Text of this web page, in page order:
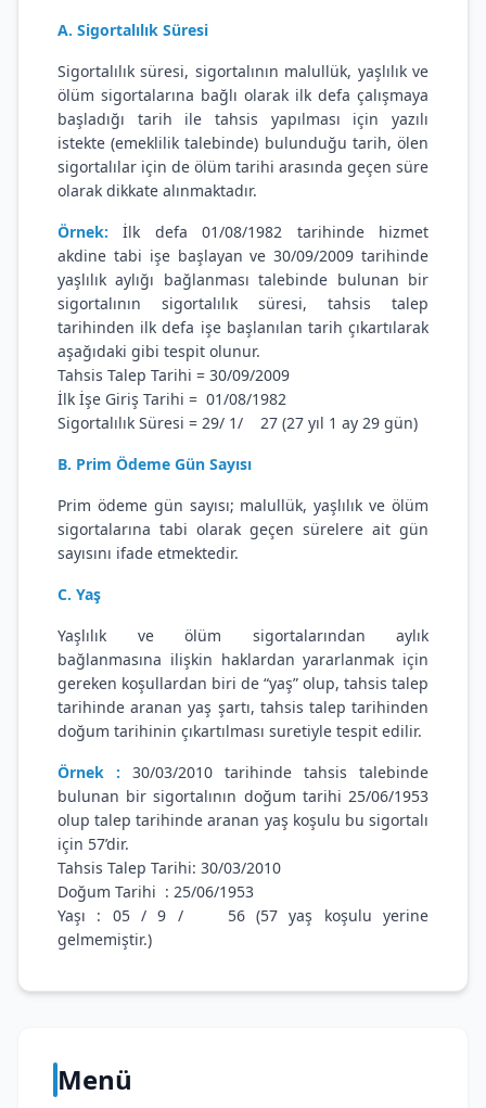
Menü
A. Sigortalılık Süresi
Sigortalılık süresi, sigortalının malullük, yaşlılık ve
ölüm sigortalarına bağlı olarak ilk defa çalışmaya
başladığı tarih ile tahsis yapılması için yazılı
istekte (emeklilik talebinde) bulunduğu tarih, ölen
sigortalılar için de ölüm tarihi arasında geçen süre
olarak dikkate alınmaktadır.
Örnek:
İlk defa 01/08/1982 tarihinde hizmet
akdine tabi işe başlayan ve 30/09/2009 tarihinde
yaşlılık aylığı bağlanması talebinde bulunan bir
sigortalının sigortalılık süresi, tahsis talep
tarihinden ilk defa işe başlanılan tarih çıkartılarak
aşağıdaki gibi tespit olunur.
Tahsis Talep Tarihi = 30/09/2009
İlk İşe Giriş Tarihi = 01/08/1982
Sigortalılık Süresi = 29/ 1/ 27 (27 yıl 1 ay 29 gün)
B. Prim Ödeme Gün Sayısı
Prim ödeme gün sayısı; malullük, yaşlılık ve ölüm
sigortalarına tabi olarak geçen sürelere ait gün
sayısını ifade etmektedir.
C. Yaş
Yaşlılık ve ölüm sigortalarından aylık
bağlanmasına ilişkin haklardan yararlanmak için
gereken koşullardan biri de “yaş” olup, tahsis talep
tarihinde aranan yaş şartı, tahsis talep tarihinden
doğum tarihinin çıkartılması suretiyle tespit edilir.
Örnek :
30/03/2010 tarihinde tahsis talebinde
bulunan bir sigortalının doğum tarihi 25/06/1953
olup talep tarihinde aranan yaş koşulu bu sigortalı
için 57’dir.
Tahsis Talep Tarihi: 30/03/2010
Doğum Tarihi : 25/06/1953
Yaşı : 05 / 9 / 56 (57 yaş koşulu yerine
gelmemiştir.)